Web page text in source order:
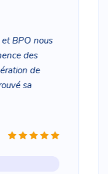
BPO nous
des
de
sa